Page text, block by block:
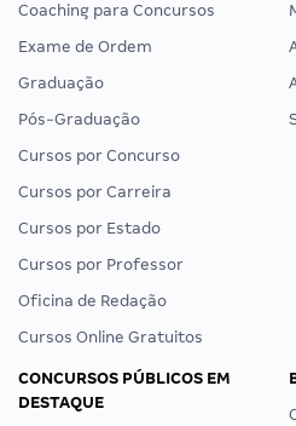
Coaching para Concursos
Exame de Ordem
Graduação
Pós-Graduação
Cursos por Concurso
Cursos por Carreira
Cursos por Estado
Cursos por Professor
Oficina de Redação
Cursos Online Gratuitos
CONCURSOS PÚBLICOS EM
DESTAQUE